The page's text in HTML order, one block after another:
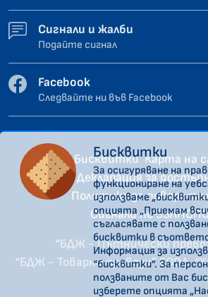
Сигнали и жалби
Подайте сигнал
Facebook
Следвайте ни във Facebook
Бисквитки Карта на
Декларация за
Политика за
Сигнали по
“БДЖ - Пътнически
“БДЖ - Товарни превози” ЕООД
Бисквитки
За осигуряване на
функциониране на
използваме
опцията „Приемам
съгласявате с
бисквитки в
Информация за
“бисквитки”. За
ползваните от Вас
изберете опцията